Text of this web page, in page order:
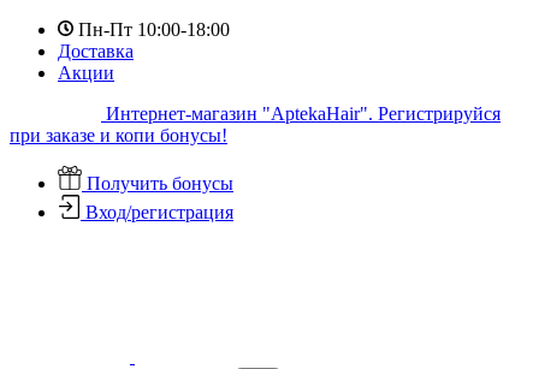
Пн-Пт 10:00-18:00
Доставка
Акции
Интернет-магазин "AptekaHair". Регистрируйся
при заказе и копи бонусы!
Получить бонусы
Вход/регистрация